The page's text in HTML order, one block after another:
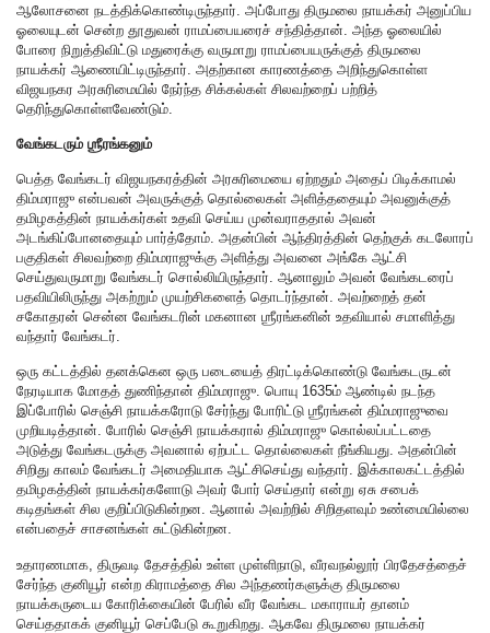
ஆலோசனை நடத்திக்கொண்டிருந்தார். அப்போது திருமலை நாயக்கர் அனுப்பிய
ஓலையுடன் சென்ற தூதுவன் ராமப்பையரைச் சந்தித்தான். அந்த ஓலையில்
போரை நிறுத்திவிட்டு மதுரைக்கு வருமாறு ராமப்பையருக்குத் திருமலை
நாயக்கர் ஆணையிட்டிருந்தார். அதற்கான காரணத்தை அறிந்துகொள்ள
விஜயநகர அரசுரிமையில் நேர்ந்த சிக்கல்கள் சிலவற்றைப் பற்றித்
தெரிந்துகொள்ளவேண்டும்.
வேங்கடரும் ஶ்ரீரங்கனும்
பெத்த வேங்கடர் விஜயநகரத்தின் அரசுரிமையை ஏற்றதும் அதைப் பிடிக்காமல்
திம்மராஜு என்பவன் அவருக்குத் தொல்லைகள் அளித்ததையும் அவனுக்குத்
தமிழகத்தின் நாயக்கர்கள் உதவி செய்ய முன்வராததால் அவன்
அடங்கிப்போனதையும் பார்த்தோம். அதன்பின் ஆந்திரத்தின் தெற்குக் கடலோரப்
பகுதிகள் சிலவற்றை திம்மராஜுக்கு அளித்து அவனை அங்கே ஆட்சி
செய்துவருமாறு வேங்கடர் சொல்லியிருந்தார். ஆனாலும் அவன் வேங்கடரைப்
பதவியிலிருந்து அகற்றும் முயற்சிகளைத் தொடர்ந்தான். அவற்றைத் தன்
சகோதரன் சென்ன வேங்கடரின் மகனான ஶ்ரீரங்கனின் உதவியால் சமாளித்து
வந்தார் வேங்கடர்.
ஒரு கட்டத்தில் தனக்கென ஒரு படையைத் திரட்டிக்கொண்டு வேங்கடருடன்
நேரடியாக மோதத் துணிந்தான் திம்மராஜு. பொயு 1635ம் ஆண்டில் நடந்த
இப்போரில் செஞ்சி நாயக்கரோடு சேர்ந்து போரிட்டு ஶ்ரீரங்கன் திம்மராஜுவை
முறியடித்தான். போரில் செஞ்சி நாயக்கரால் திம்மராஜு கொல்லப்பட்டதை
அடுத்து வேங்கடருக்கு அவனால் ஏற்பட்ட தொல்லைகள் நீங்கியது. அதன்பின்
சிறிது காலம் வேங்கடர் அமைதியாக ஆட்சிசெய்து வந்தார். இக்காலகட்டத்தில்
தமிழகத்தின் நாயக்கர்களோடு அவர் போர் செய்தார் என்று ஏசு சபைக்
கடிதங்கள் சில குறிப்பிடுகின்றன. ஆனால் அவற்றில் சிறிதளவும் உண்மையில்லை
என்பதைச் சாசனங்கள் சுட்டுகின்றன.
உதாரணமாக, திருவடி தேசத்தில் உள்ள முள்ளிநாடு, வீரவநல்லூர் பிரதேசத்தைச்
சேர்ந்த குனியூர் என்ற கிராமத்தை சில அந்தணர்களுக்கு திருமலை
நாயக்கருடைய கோரிக்கையின் பேரில் வீர வேங்கட மகாராயர் தானம்
செய்ததாகக் குனியூர் செப்பேடு கூறுகிறது. ஆகவே திருமலை நாயக்கர்